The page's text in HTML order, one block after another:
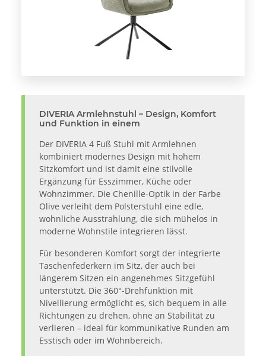
DIVERIA Armlehnstuhl – Design, Komfort
und Funktion in einem
Der DIVERIA 4 Fuß Stuhl mit Armlehnen
kombiniert modernes Design mit hohem
Sitzkomfort und ist damit eine stilvolle
Ergänzung für Esszimmer, Küche oder
Wohnzimmer. Die Chenille-Optik in der Farbe
Olive verleiht dem Polsterstuhl eine edle,
wohnliche Ausstrahlung, die sich mühelos in
moderne Wohnstile integrieren lässt.
Für besonderen Komfort sorgt der integrierte
Taschenfederkern im Sitz, der auch bei
längerem Sitzen ein angenehmes Sitzgefühl
unterstützt. Die 360°-Drehfunktion mit
Nivellierung ermöglicht es, sich bequem in alle
Richtungen zu drehen, ohne an Stabilität zu
verlieren – ideal für kommunikative Runden am
Esstisch oder im Wohnbereich.